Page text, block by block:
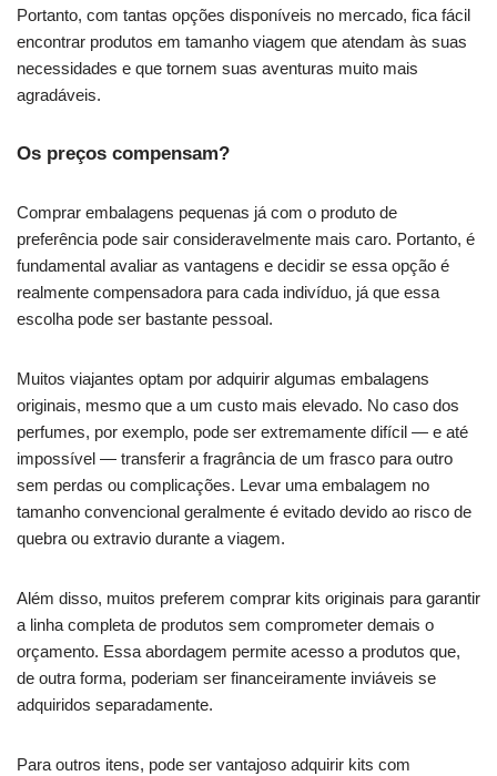
Portanto, com tantas opções disponíveis no mercado, fica fácil
encontrar produtos em tamanho viagem que atendam às suas
necessidades e que tornem suas aventuras muito mais
agradáveis.
Os preços compensam?
Comprar embalagens pequenas já com o produto de
preferência pode sair consideravelmente mais caro. Portanto, é
fundamental avaliar as vantagens e decidir se essa opção é
realmente compensadora para cada indivíduo, já que essa
escolha pode ser bastante pessoal.
Muitos viajantes optam por adquirir algumas embalagens
originais, mesmo que a um custo mais elevado. No caso dos
perfumes, por exemplo, pode ser extremamente difícil — e até
impossível — transferir a fragrância de um frasco para outro
sem perdas ou complicações. Levar uma embalagem no
tamanho convencional geralmente é evitado devido ao risco de
quebra ou extravio durante a viagem.
Além disso, muitos preferem comprar kits originais para garantir
a linha completa de produtos sem comprometer demais o
orçamento. Essa abordagem permite acesso a produtos que,
de outra forma, poderiam ser financeiramente inviáveis se
adquiridos separadamente.
Para outros itens, pode ser vantajoso adquirir kits com